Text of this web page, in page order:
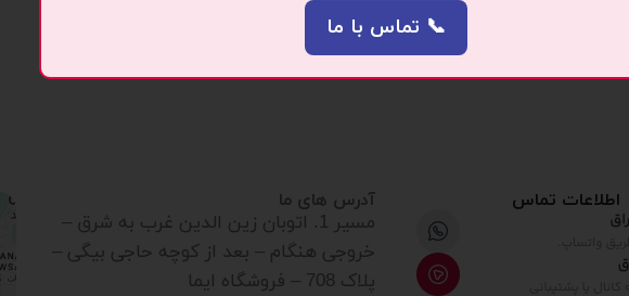
اطلاعات تماس آدرس های ما
مسیر 1. اتوبان زین الدین غرب به شرق –
خروجی هنگام – بعد از کوچه حاجی بیگی –
پلاک 708 – فروشگاه ایما
📞 تماس با ما